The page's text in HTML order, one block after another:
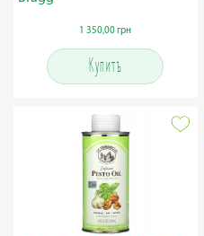
1 350,00 грн
Купить